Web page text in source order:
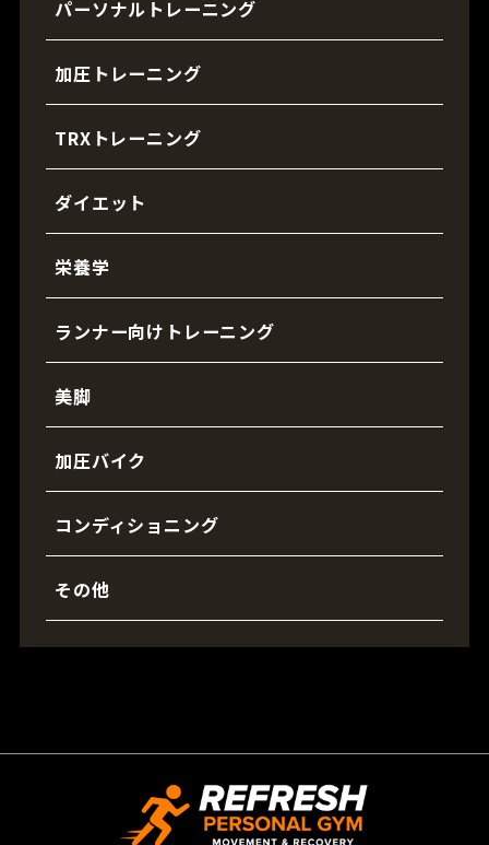
パーソナルトレーニング
加圧トレーニング
TRXトレーニング
ダイエット
栄養学
ランナー向けトレーニング
美脚
加圧バイク
コンディショニング
その他